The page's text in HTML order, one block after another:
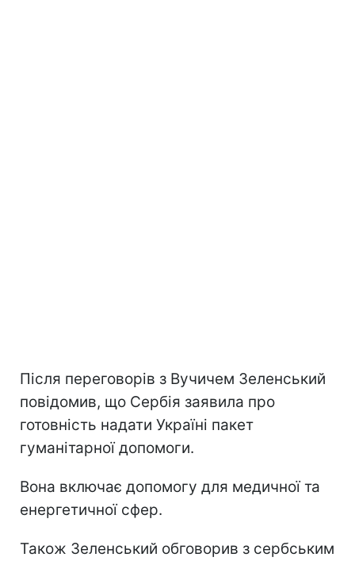
Після переговорів з Вучичем Зеленський
повідомив, що Сербія заявила про
готовність надати Україні пакет
гуманітарної допомоги.
Вона включає допомогу для медичної та
енергетичної сфер.
Також Зеленський обговорив з сербським